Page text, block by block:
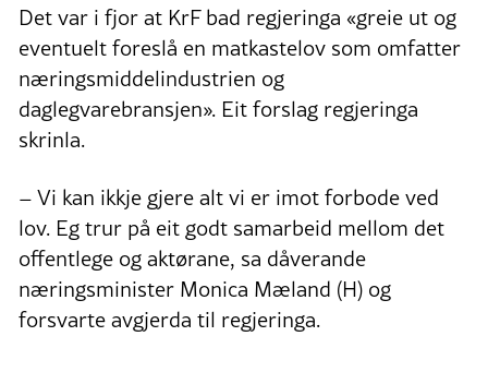
Det var i fjor at KrF bad regjeringa «greie ut og
eventuelt foreslå en matkastelov som omfatter
næringsmiddelindustrien og
daglegvarebransjen». Eit forslag regjeringa
skrinla.
– Vi kan ikkje gjere alt vi er imot forbode ved
lov. Eg trur på eit godt samarbeid mellom det
offentlege og aktørane, sa dåverande
næringsminister Monica Mæland (H) og
forsvarte avgjerda til regjeringa.